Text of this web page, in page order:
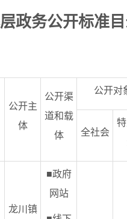
政务公开标准
公开主
体
公开渠
道和载
体
公开对
全社会
龙川镇
■政府
网站